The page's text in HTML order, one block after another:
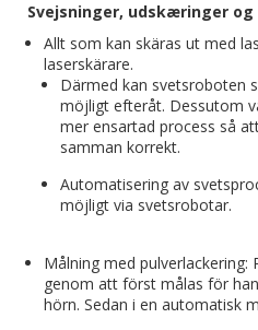
Svejsninger, udskæringer og
Allt som kan skäras ut med
laserskärare.
Därmed kan svetsroboten
möjligt efteråt. Dessutom
mer ensartad process så
samman korrekt.
Automatisering av
möjligt via svetsrobotar.
Målning med pulverlackering:
genom att först målas för
hörn. Sedan i en automatisk